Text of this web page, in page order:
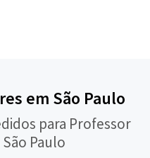
em São Paulo
para Professor
Paulo